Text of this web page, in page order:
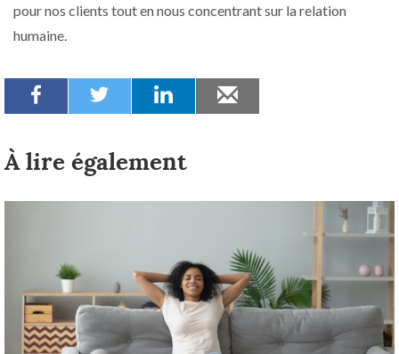
pour nos clients tout en nous concentrant sur la relation
humaine.
À lire également